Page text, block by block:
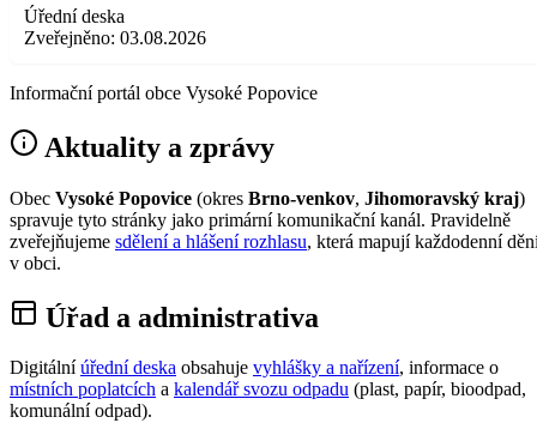
Úřední deska
Zveřejněno: 03.08.2026
Informační portál obce Vysoké Popovice
Aktuality a zprávy
Obec Vysoké Popovice (okres Brno-venkov, Jihomoravský kraj)
spravuje tyto stránky jako primární komunikační kanál. Pravidelně
zveřejňujeme sdělení a hlášení rozhlasu, která mapují každodenní
v obci.
Úřad a administrativa
Digitální úřední deska obsahuje vyhlášky a nařízení, informace o
místních poplatcích a kalendář svozu odpadu (plast, papír, bioodpad,
komunální odpad).